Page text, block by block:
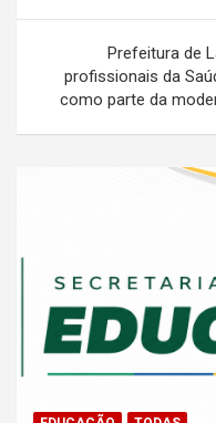
Prefeitura de
profissionais da
como parte da